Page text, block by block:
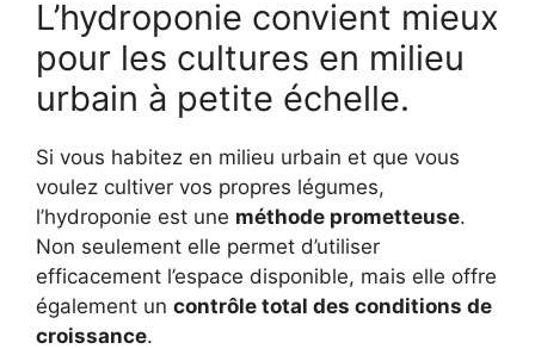
L’hydroponie convient mieux
pour les cultures en milieu
urbain à petite échelle.
Si vous habitez en milieu urbain et que vous
voulez cultiver vos propres légumes,
l’hydroponie est une méthode prometteuse.
Non seulement elle permet d’utiliser
efficacement l’espace disponible, mais elle offre
également un contrôle total des conditions de
croissance.